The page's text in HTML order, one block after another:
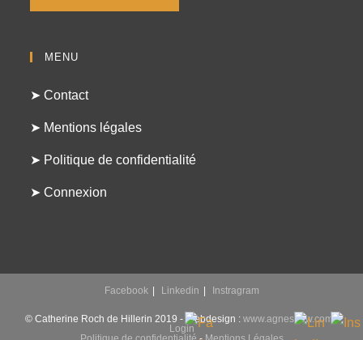
MENU
➤ Contact
➤ Mentions légales
➤ Politique de confidentialité
➤ Connexion
Facebook Linkedin Instragram
© Catherine Roch de Hillerin 2019 - Webdesign : www.agnesdew.com-
Login